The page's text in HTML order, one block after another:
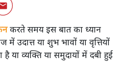
करते समय इस बात का ध्यान
उदात्त या शुभ भावों या वृत्तियों
है या व्यक्ति या समुदायों में दबी हुई